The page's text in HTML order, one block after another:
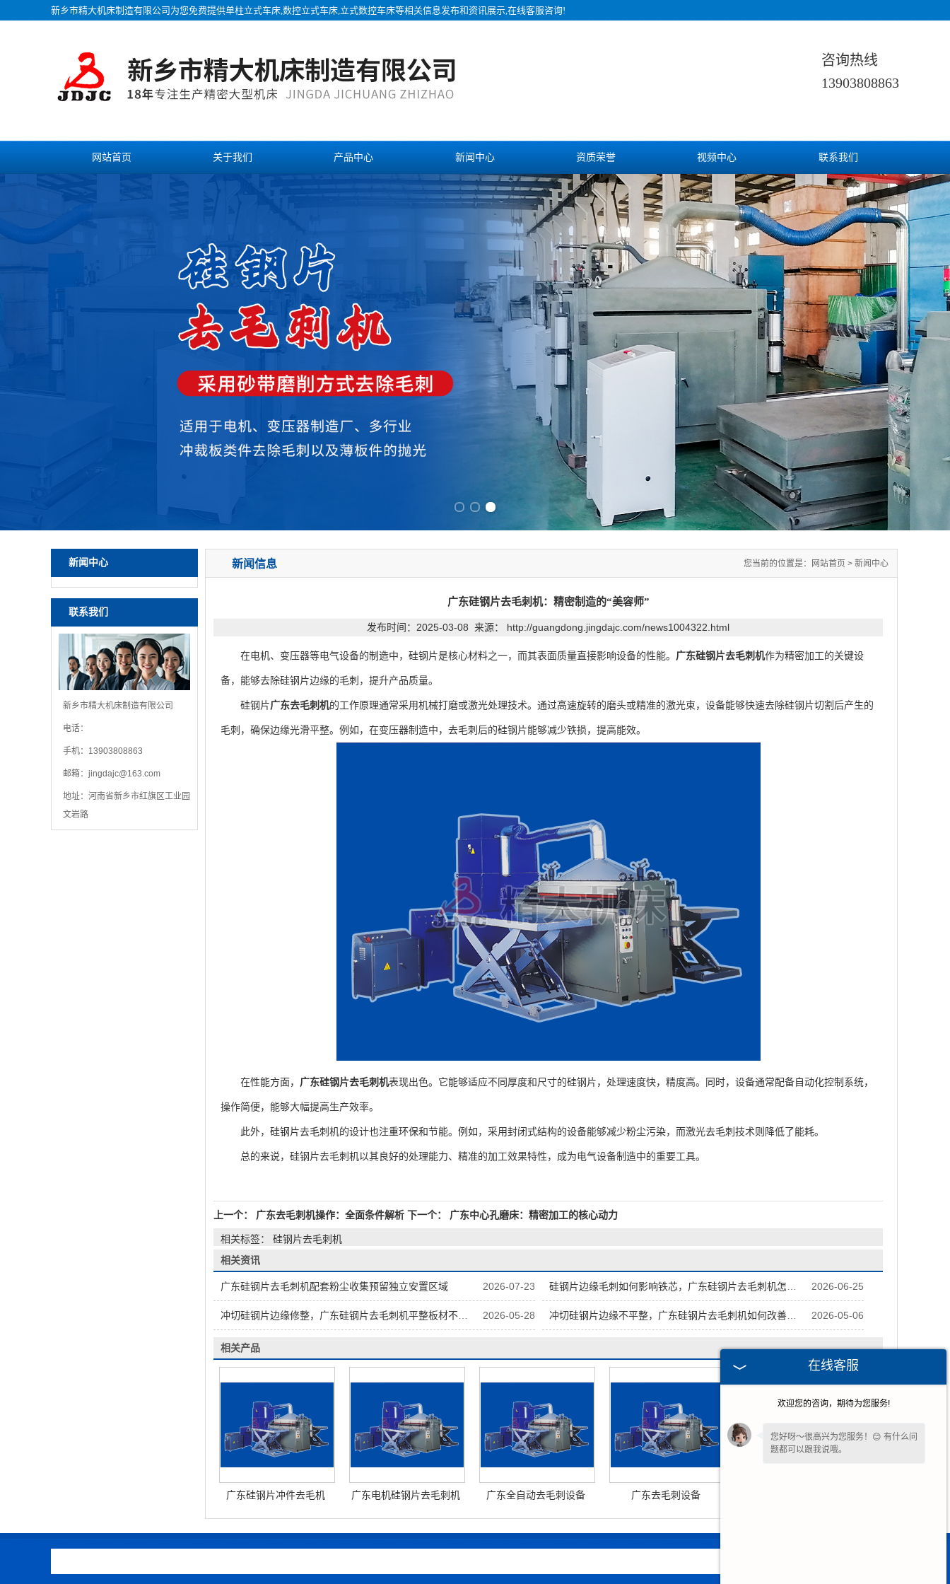
新乡市精大机床制造有限公司为您免费提供单柱立式车床,数控立式车床,立式数控车床等相关信息发布和资讯展示,在线客服咨询!
咨询热线
13903808863
网站首页 关于我们 产品中心 新闻中心 资质荣誉 视频中心 联系我们
新闻中心
联系我们
新乡市精大机床制造有限公司
电话：
手机：13903808863
邮箱： jingdajc@163.com
地址：河南省新乡市红旗区工业园
文岩路
新闻信息 您当前的位置是： 网站首页 > 新闻中心
广东硅钢片去毛刺机：精密制造的“美容师”
发布时间：2025-03-08 来源： http://guangdong.jingdajc.com/news1004322.html
在电机、变压器等电气设备的制造中，硅钢片是核心材料之一，而其表面质量直接影响设备的性能。 广东硅钢片去毛刺机作为精密加工的关键设
备，能够去除硅钢片边缘的毛刺，提升产品质量。
硅钢片广东去毛刺机的工作原理通常采用机械打磨或激光处理技术。通过高速旋转的磨头或精准的激光束，设备能够快速去除硅钢片切割后产生的
毛刺，确保边缘光滑平整。例如，在变压器制造中，去毛刺后的硅钢片能够减少铁损，提高能效。
在性能方面， 广东硅钢片去毛刺机表现出色。它能够适应不同厚度和尺寸的硅钢片，处理速度快，精度高。同时，设备通常配备自动化控制系统，
操作简便，能够大幅提高生产效率。
此外，硅钢片去毛刺机的设计也注重环保和节能。例如，采用封闭式结构的设备能够减少粉尘污染，而激光去毛刺技术则降低了能耗。
总的来说，硅钢片去毛刺机以其良好的处理能力、精准的加工效果特性，成为电气设备制造中的重要工具。
上一个： 广东去毛刺机操作：全面条件解析 下一个： 广东中心孔磨床：精密加工的核心动力
相关标签： 硅钢片去毛刺机
相关资讯
2026-07-23
广东硅钢片去毛刺机配套粉尘收集预留独立安置区域 2026-06-25
硅钢片边缘毛刺如何影响铁芯，广东硅钢片去毛刺机怎么化解
2026-05-28
冲切硅钢片边缘修整，广东硅钢片去毛刺机平整板材不形变 2026-05-06
冲切硅钢片边缘不平整，广东硅钢片去毛刺机如何改善状态
相关产品
广东硅钢片冲件去毛机 广东电机硅钢片去毛刺机 广东全自动去毛刺设备 广东去毛刺设备
在线客服
欢迎您的咨询，期待为您服务!
您好呀～很高兴为您服务！😊 有什么问
题都可以跟我说哦。